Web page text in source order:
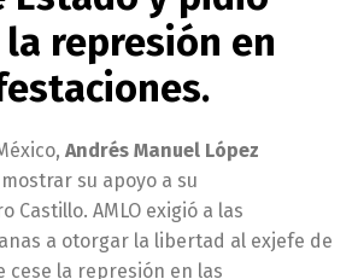
la represión en
Andrés Manuel López
su apoyo a su
Castillo. AMLO exigió a las
a otorgar la libertad al exjefe de
cese la represión en las